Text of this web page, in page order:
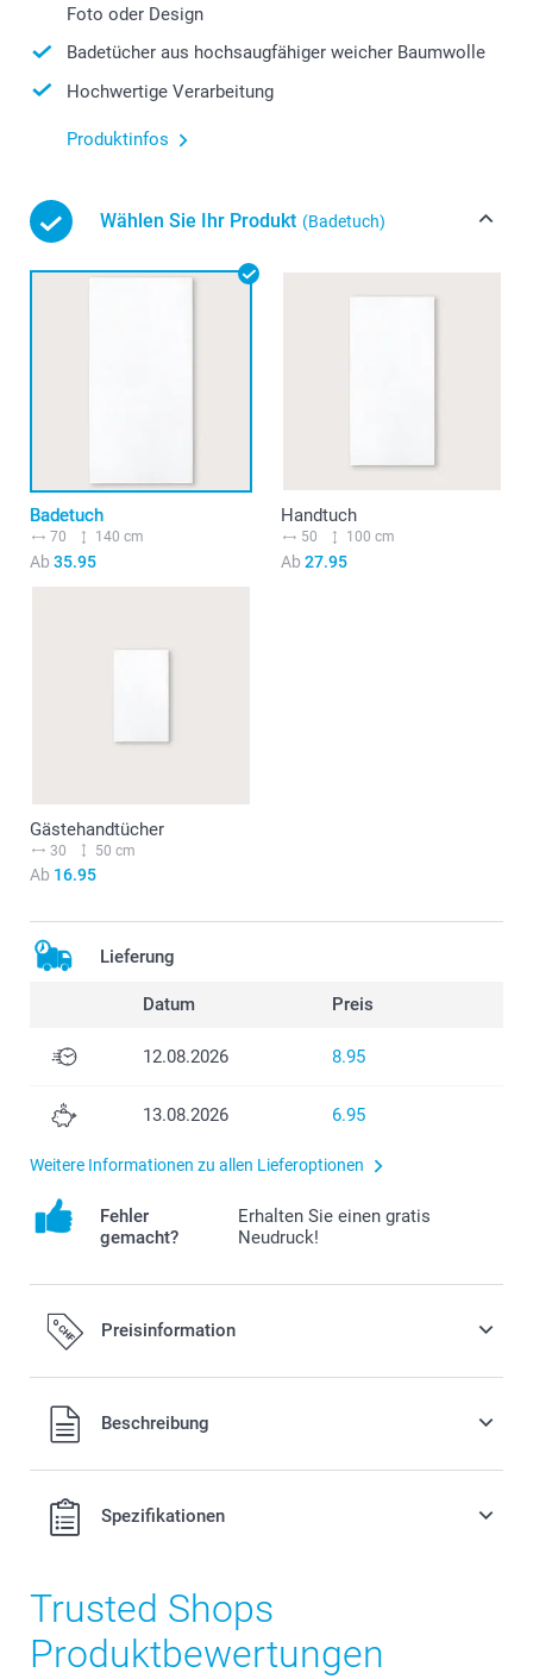
Foto oder Design
Badetücher aus hochsaugfähiger weicher Baumwolle
Hochwertige Verarbeitung
Produktinfos
Wählen Sie Ihr Produkt (Badetuch)
Badetuch
70 140 cm
Ab 35.95
Handtuch
50 100 cm
Ab 27.95
Gästehandtücher
30 50 cm
Ab 16.95
Lieferung
Datum Preis
12.08.2026 8.95
13.08.2026 6.95
Weitere Informationen zu allen Lieferoptionen
Fehler
gemacht?
Erhalten Sie einen gratis
Neudruck!
Preisinformation
Alle Preise verstehen sich in Schweizer Franken (CHF) inkl.
MwSt. und zzgl. Versandkosten.
Beschreibung
Spezifikationen
Trusted Shops
Produktbewertungen